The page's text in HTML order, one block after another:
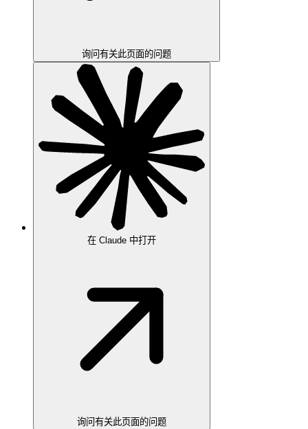
询问有关此页面的问题
在 Claude 中打开
询问有关此页面的问题